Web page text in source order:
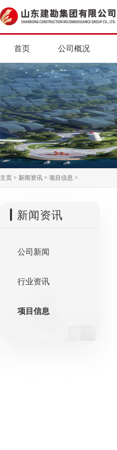
首页 公司概况
主页 > 新闻资讯 > 项目信息 >
新闻资讯
公司新闻
行业资讯
项目信息